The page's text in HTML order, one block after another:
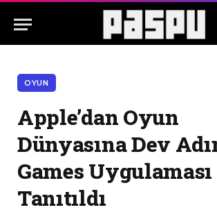
OYUN
Apple’dan Oyun
Dünyasına Dev
Games Uygulaması
Tanıtıldı